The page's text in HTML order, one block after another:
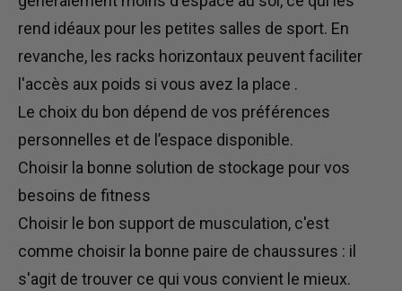
rend idéaux pour les petites salles de sport. En
revanche, les racks horizontaux peuvent faciliter
l'accès aux poids si vous avez la place .
Le choix du bon dépend de vos préférences
personnelles et de l’espace disponible.
Choisir la bonne solution de stockage pour vos
besoins de fitness
Choisir le bon support de musculation, c'est
comme choisir la bonne paire de chaussures : il
s'agit de trouver ce qui vous convient le mieux.